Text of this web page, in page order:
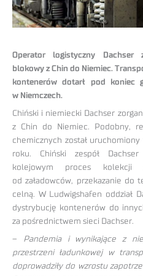
Operator logistyczny Dachser
blokowy z Chin do Niemiec.
kontenerów dotarł pod koniec
w Niemczech.
Chiński i niemiecki Dachser
z Chin do Niemiec. Podobny,
chemicznych został
roku. Chiński zespół
kolejowym proces
od załadowców, przekazanie do
celną. W Ludwigshafen oddział
dystrybucję kontenerów do
za pośrednictwem sieci Dachser.
– Pandemia i wynikające z
przestrzeni ładunkowej w
doprowadziły do wzrostu